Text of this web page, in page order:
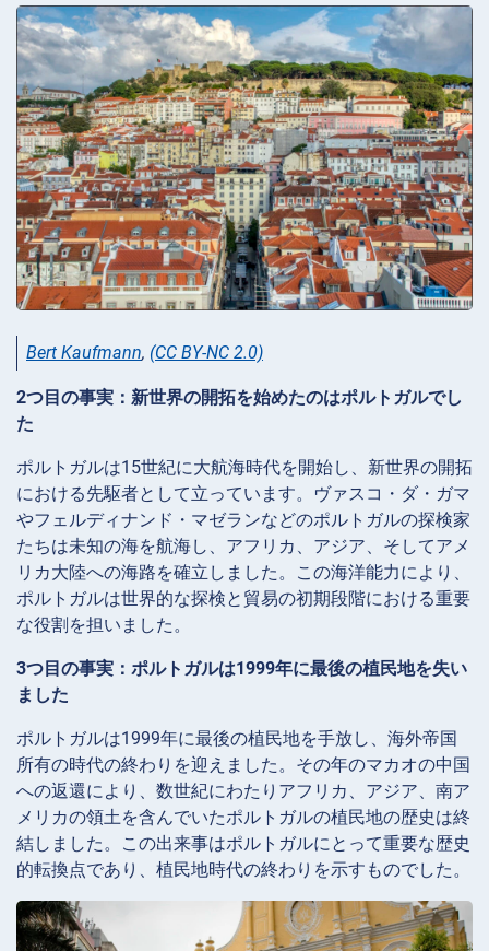
Bert Kaufmann, (CC BY-NC 2.0)
2つ目の事実：新世界の開拓を始めたのはポルトガルでし
た
ポルトガルは15世紀に大航海時代を開始し、新世界の開拓
における先駆者として立っています。ヴァスコ・ダ・ガマ
やフェルディナンド・マゼランなどのポルトガルの探検家
たちは未知の海を航海し、アフリカ、アジア、そしてアメ
リカ大陸への海路を確立しました。この海洋能力により、
ポルトガルは世界的な探検と貿易の初期段階における重要
な役割を担いました。
3つ目の事実：ポルトガルは1999年に最後の植民地を失い
ました
ポルトガルは1999年に最後の植民地を手放し、海外帝国
所有の時代の終わりを迎えました。その年のマカオの中国
への返還により、数世紀にわたりアフリカ、アジア、南ア
メリカの領土を含んでいたポルトガルの植民地の歴史は終
結しました。この出来事はポルトガルにとって重要な歴史
的転換点であり、植民地時代の終わりを示すものでした。